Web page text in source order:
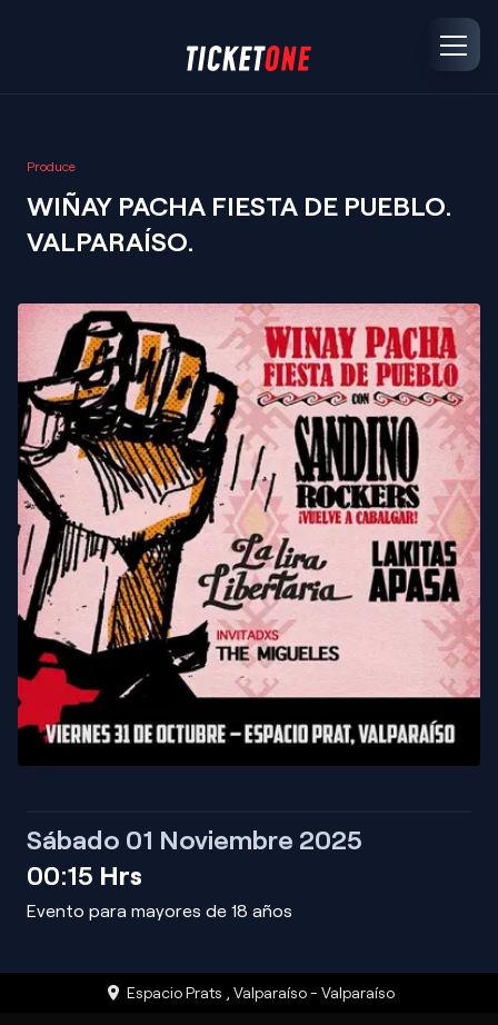
Produce
WIÑAY PACHA FIESTA DE PUEBLO.
VALPARAÍSO.
Sábado 01 Noviembre 2025
00:15 Hrs
Evento para mayores de 18 años
Espacio Prats Valparaíso- Valparaíso